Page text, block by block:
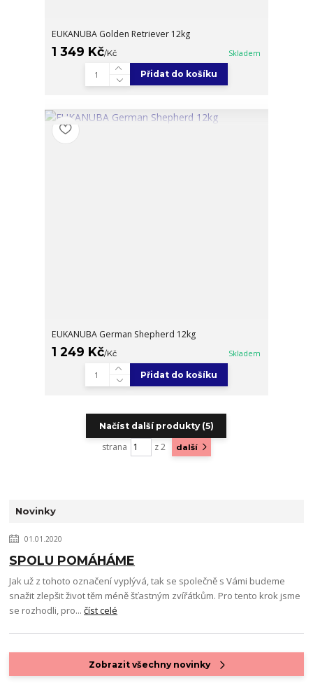
EUKANUBA Golden Retriever 12kg
1 349 Kč/Kč Skladem
Přidat do košíku
EUKANUBA German Shepherd 12kg
1 249 Kč/Kč Skladem
Přidat do košíku
Načíst další produkty (5)
strana z 2 další
Novinky
01.01.2020
SPOLU POMÁHÁME
Jak už z tohoto označení vyplývá, tak se společně s Vámi budeme
snažit zlepšit život těm méně šťastným zvířátkům. Pro tento krok jsme
se rozhodli, pro...číst celé
Zobrazit všechny novinky